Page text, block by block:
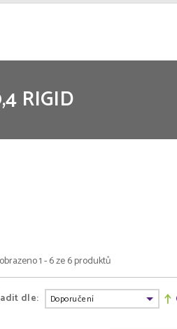
RIGID
1 - 6 ze 6 produktů
dle: